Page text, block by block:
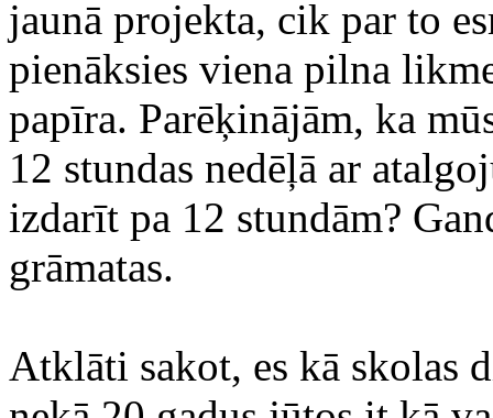
jaunā projekta, cik par to
pienāksies viena pilna
papīra. Parēķinājām, ka
12 stundas nedēļā ar
izdarīt pa 12 stundām?
grāmatas.
Atklāti sakot, es kā skolas